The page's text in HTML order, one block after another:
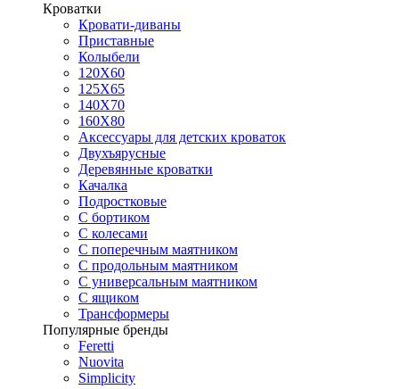
Кроватки
Кровати-диваны
Приставные
Колыбели
120Х60
125X65
140Х70
160Х80
Аксессуары для детских кроваток
Двухъярусные
Деревянные кроватки
Качалка
Подростковые
С бортиком
С колесами
С поперечным маятником
С продольным маятником
С универсальным маятником
С ящиком
Трансформеры
Популярные бренды
Feretti
Nuovita
Simplicity